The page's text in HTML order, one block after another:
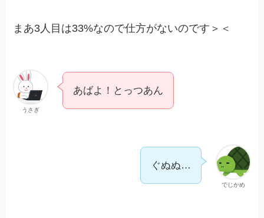
まあ3人目は33%なので仕方がないのです＞＜
うさぎ
あばよ！とっつあん
でじかめ
ぐぬぬ…